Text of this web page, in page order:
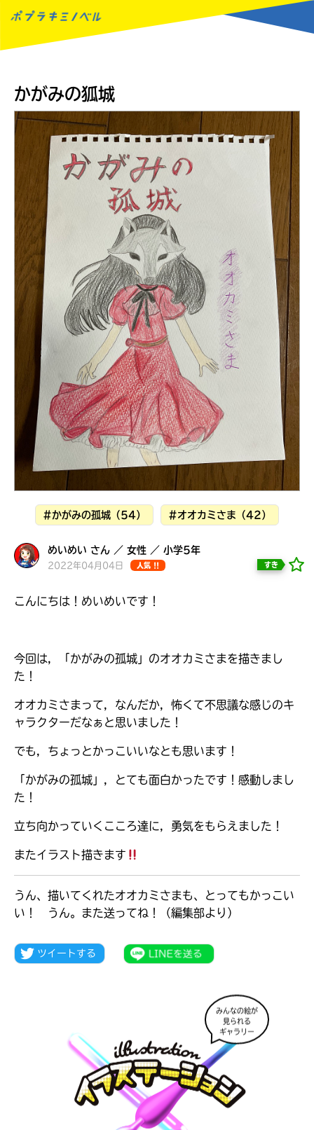
読みたい本が
見つかる
シリーズに
かがみの狐城
#かがみの孤城（54） #オオカミさま（42）
めいめい さん ／ 女性 ／ 小学5年
2022年04月04日 人気 !! すき
こんにちは！めいめいです！
今回は，「かがみの孤城」のオオカミさまを描きまし
た！
オオカミさまって，なんだか，怖くて不思議な感じのキ
ャラクターだなぁと思いました！
でも，ちょっとかっこいいなとも思います！
「かがみの孤城」，とても面白かったです！感動しまし
た！
立ち向かっていくこころ達に，勇気をもらえました！
またイラスト描きます
うん、描いてくれたオオカミさまも、とってもかっこい
い！ うん。また送ってね！（編集部より）
みんなの絵が
見られる
ギャラリー